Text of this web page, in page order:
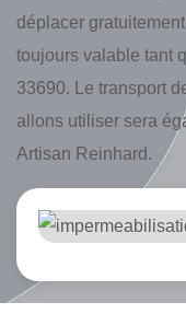
déplacer
toujours valable tant
33690. Le transport
allons utiliser sera
Artisan Reinhard.